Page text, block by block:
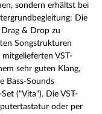
sondern erhältst bei
Die
& Drop zu
Songstrukturen
VST-
sehr guten Klang,
Bass-Sounds
("Vita"). Die VST-
oder per